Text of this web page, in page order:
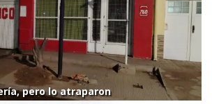
pero lo atraparon